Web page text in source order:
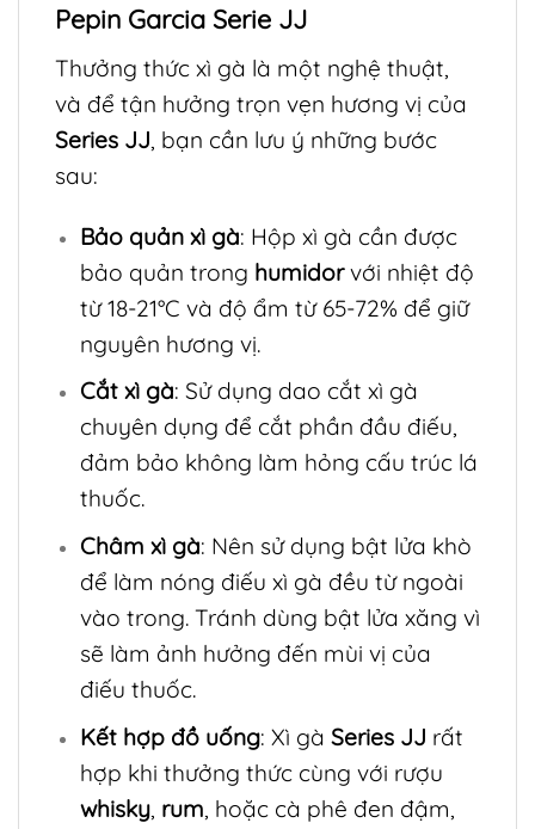
Pepin Garcia Serie JJ
Thưởng thức xì gà là một nghệ thuật,
và để tận hưởng trọn vẹn hương vị của
Series JJ, bạn cần lưu ý những bước
sau:
Bảo quản xì gà: Hộp xì gà cần được
bảo quản trong humidorvới nhiệt độ
từ 18-21°C và độ ẩm từ 65-72% để giữ
nguyên hương vị.
Cắt xì gà: Sử dụng dao cắt xì gà
chuyên dụng để cắt phần đầu điếu,
đảm bảo không làm hỏng cấu trúc lá
thuốc.
Châm xì gà: Nên sử dụng bật lửa khò
để làm nóng điếu xì gà đều từ ngoài
vào trong. Tránh dùng bật lửa xăng vì
sẽ làm ảnh hưởng đến mùi vị của
điếu thuốc.
Kết hợp đồ uống: Xì gà Series JJ rất
hợp khi thưởng thức cùng với rượu
whisky, rum, hoặc cà phê đen đậm,